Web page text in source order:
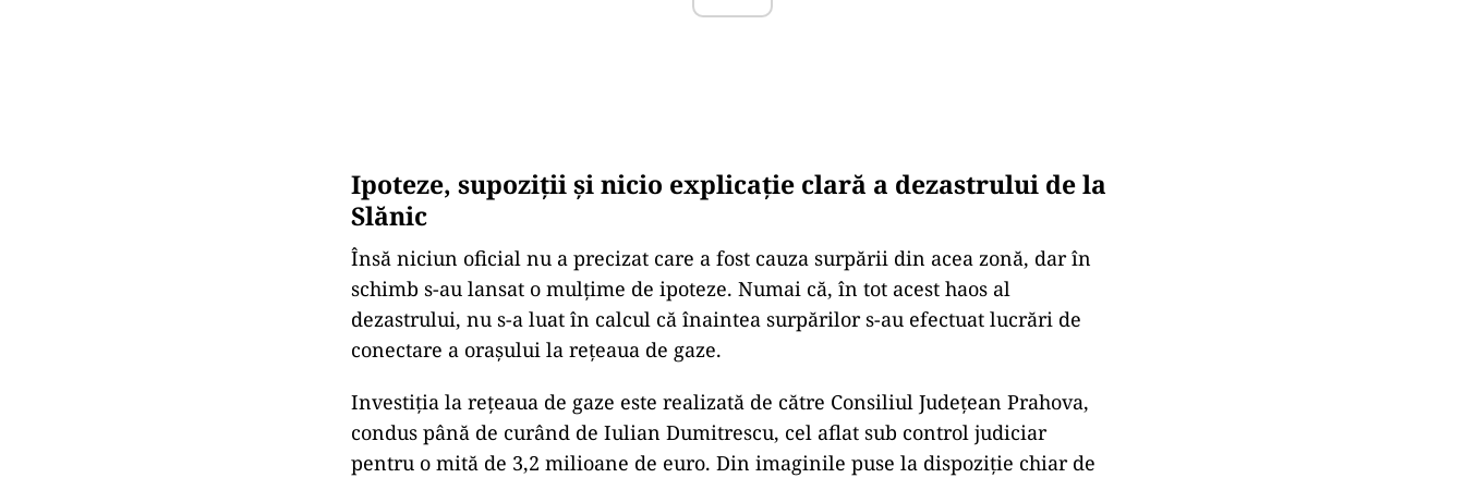
Ipoteze, supoziții și nicio explicație clară a dezastrului de la
Slănic
Însă niciun oficial nu a precizat care a fost cauza surpării din acea zonă, dar în
schimb s-au lansat o mulțime de ipoteze. Numai că, în tot acest haos al
dezastrului, nu s-a luat în calcul că înaintea surpărilor s-au efectuat lucrări de
conectare a orașului la rețeaua de gaze.
Investiția la rețeaua de gaze este realizată de către Consiliul Județean Prahova,
condus până de curând de Iulian Dumitrescu, cel aflat sub control judiciar
pentru o mită de 3,2 milioane de euro. Din imaginile puse la dispoziție chiar de